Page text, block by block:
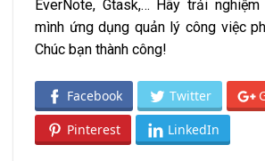
EverNote, Gtask,… Hãy trải
mình ứng dụng quản lý công việc
Chúc bạn thành công!
Facebook Twitter
Pinterest LinkedIn